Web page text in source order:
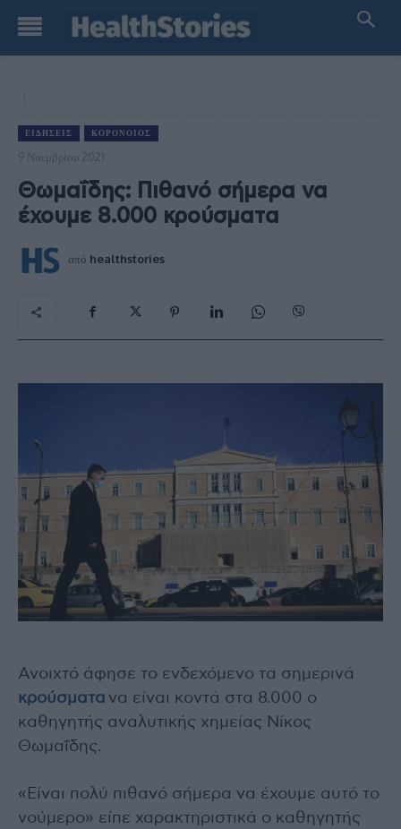
ΕΙΔΉΣΕΙΣ ΚΟΡΟΝΟΙΌΣ
9 Νοεμβρίου 2021
Θωμαΐδης: Πιθανό σήμερα να
έχουμε 8.000 κρούσματα
από healthstories
Ανοιχτό άφησε το ενδεχόμενο τα σημερινά
κρούσματα να είναι κοντά στα 8.000 ο
καθηγητής αναλυτικής χημείας Νίκος
Θωμαΐδης.
«Είναι πολύ πιθανό σήμερα να έχουμε αυτό το
νούμερο» είπε χαρακτηριστικά ο καθηγητής